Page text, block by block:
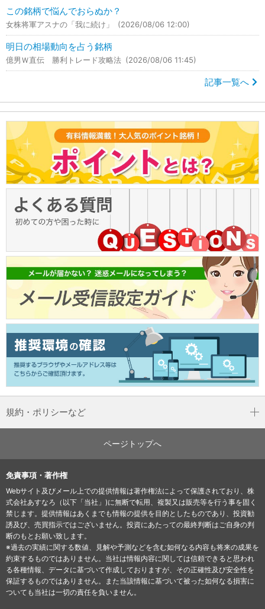
この銘柄で悩んでおらぬか？
女株将軍アスナの「我に続け」 (2026/08/06 12:00)
明日の相場動向を占う銘柄
億男Ｗ直伝 勝利トレード攻略法 (2026/08/06 11:45)
記事一覧へ
規約・ポリシーなど
ページトップへ
免責事項・著作権
Webサイト及びメール上での提供情報は著作権法によって保護されており、株
式会社あすなろ（以下「当社」)に無断で転用、複製又は販売等を行う事を固く
禁じます。提供情報はあくまでも情報の提供を目的としたものであり、投資勧
誘及び、売買指示ではございません。投資にあたっての最終判断はご自身の判
断のもとお願い致します。
※過去の実績に関する数値、見解や予測などを含む如何なる内容も将来の成果を
約束するものではありません。当社は情報内容に関しては信頼できると思われ
る各種情報、データに基づいて作成しておりますが、その正確性及び安全性を
保証するものではありません。また当該情報に基づいて被った如何なる損害に
ついても当社は一切の責任を負いません。